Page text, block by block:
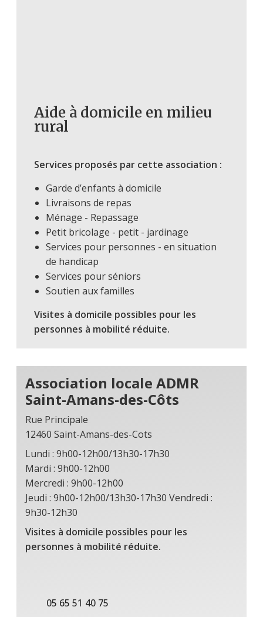
Aide à domicile en milieu
rural
Services proposés par cette association :
Garde d’enfants à domicile
Livraisons de repas
Ménage - Repassage
Petit bricolage - petit - jardinage
Services pour personnes - en situation
de handicap
Services pour séniors
Soutien aux familles
Visites à domicile possibles pour les
personnes à mobilité réduite.
Association locale ADMR
Saint-Amans-des-Côts
Rue Principale
12460 Saint-Amans-des-Cots
Lundi : 9h00-12h00/13h30-17h30
Mardi : 9h00-12h00
Mercredi : 9h00-12h00
Jeudi : 9h00-12h00/13h30-17h30 Vendredi :
9h30-12h30
Visites à domicile possibles pour les
personnes à mobilité réduite.
05 65 51 40 75